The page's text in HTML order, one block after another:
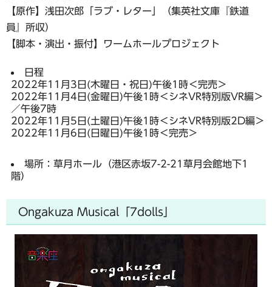
【原作】浅田次郎「ラブ・レター」（集英社文庫『鉄道
員』所収）
【脚本・演出・振付】ワームホールプロジェクト
日程
2022年11月3日(木曜日・祝日)午後1時＜完売＞
2022年11月4日(金曜日)午後1時＜シネVR特別版VR編＞
／午後7時
2022年11月5日(土曜日)午後1時＜シネVR特別版2D編＞
2022年11月6日(日曜日)午後1時＜完売＞
場所：草月ホール（港区赤坂7-2-21草月会館地下1
階）
Ongakuza Musical「7dolls」